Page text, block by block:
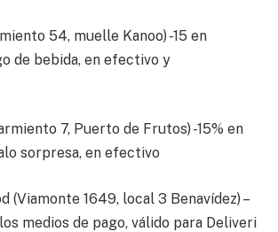
54, muelle Kanoo) -15 en
de bebida, en efectivo y
7, Puerto de Frutos) -15% en
sorpresa, en efectivo
(Viamonte 1649, local 3 Benavídez) –
medios de pago, válido para Deliveri